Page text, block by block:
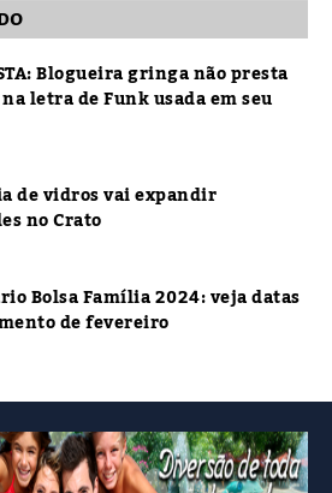
Blogueira gringa não presta
letra de Funk usada em seu
de vidros vai expandir
no Crato
Bolsa Família 2024: veja datas
de fevereiro